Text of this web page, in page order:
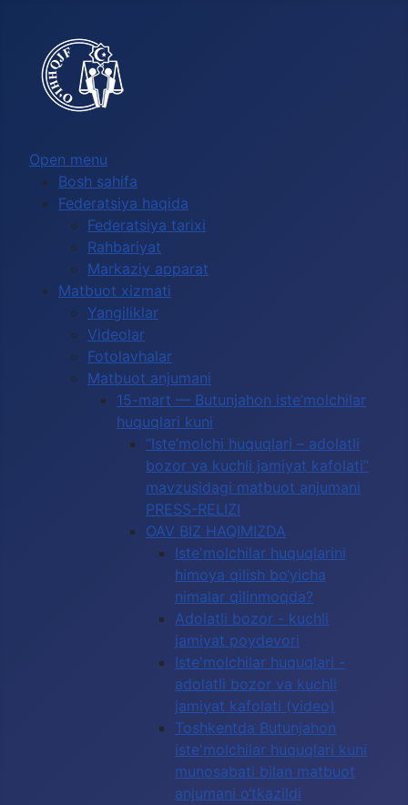
Open menu
Bosh sahifa
Federatsiya haqida
Federatsiya tarixi
Rahbariyat
Markaziy apparat
Matbuot xizmati
Yangiliklar
Videolar
Fotolavhalar
Matbuot anjumani
15-mart — Butunjahon iste’molchilar
huquqlari kuni
“Iste’molchi huquqlari – adolatli
bozor va kuchli jamiyat kafolati”
mavzusidagi matbuot anjumani
PRESS-RELIZI
OAV BIZ HAQIMIZDA
Iste'molchilar huquqlarini
himoya qilish bo‘yicha
nimalar qilinmoqda?
Adolatli bozor - kuchli
jamiyat poydevori
Iste'molchilar huquqlari -
adolatli bozor va kuchli
jamiyat kafolati (video)
Toshkentda Butunjahon
iste'molchilar huquqlari kuni
munosabati bilan matbuot
anjumani o‘tkazildi